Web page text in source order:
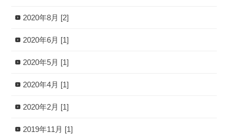
2020年8月 [2]
2020年6月 [1]
2020年5月 [1]
2020年4月 [1]
2020年2月 [1]
2019年11月 [1]